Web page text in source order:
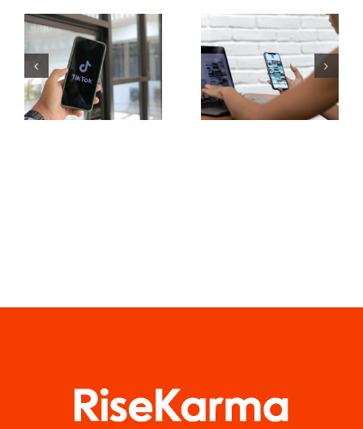
Maksymalizacja
zasięgu:
Skuteczne
narzędzia
do publikacji
międzyplatformowych
platformy
do
znalezienia
pomysłów
na UGC
(treści